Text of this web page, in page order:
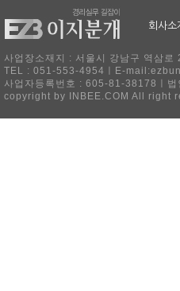
회사소
사업장소재지 : 서울시 강남구 역삼
TEL : 051-553-4954ㅣE-
사업자등록번호 : 605-81-38178ㅣ
copyright by INBEE.COM All right